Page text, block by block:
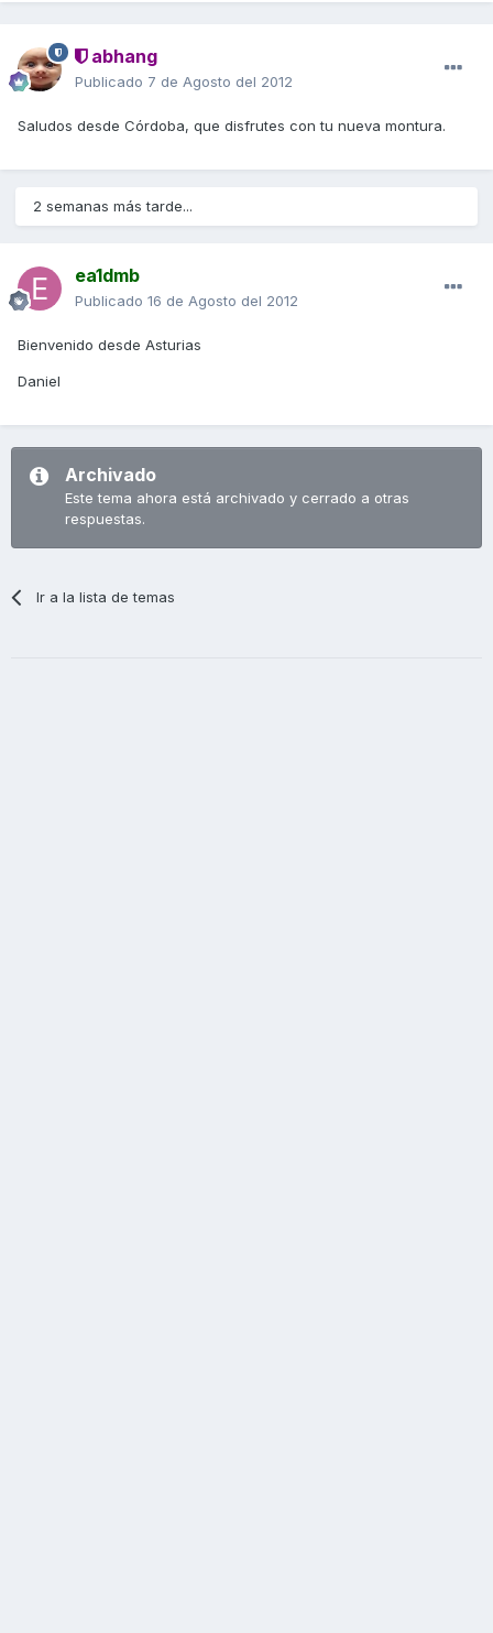
abhang
Publicado 7 de Agosto del 2012
Saludos desde Córdoba, que disfrutes con tu nueva montura.
2 semanas más tarde...
ea1dmb
Publicado 16 de Agosto del 2012
Bienvenido desde Asturias
Daniel
Archivado
Este tema ahora está archivado y cerrado a otras
respuestas.
Ir a la lista de temas